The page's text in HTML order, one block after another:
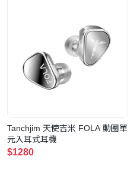
Tanchjim 天使吉米 FOLA 動圈單
元入耳式耳機
$1280